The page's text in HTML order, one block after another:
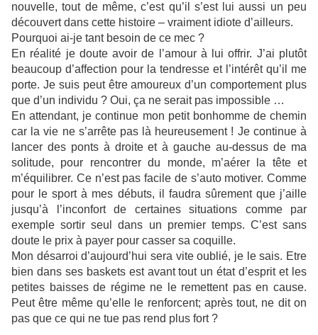
nouvelle, tout de même, c’est qu’il s’est lui aussi un peu
découvert dans cette histoire – vraiment idiote d’ailleurs.
Pourquoi ai-je tant besoin de ce mec ?
En réalité je doute avoir de l’amour à lui offrir. J’ai plutôt
beaucoup d’affection pour la tendresse et l’intérêt qu’il me
porte. Je suis peut être amoureux d’un comportement plus
que d’un individu ? Oui, ça ne serait pas impossible …
En attendant, je continue mon petit bonhomme de chemin
car la vie ne s’arrête pas là heureusement ! Je continue à
lancer des ponts à droite et à gauche au-dessus de ma
solitude, pour rencontrer du monde, m’aérer la tête et
m’équilibrer. Ce n’est pas facile de s’auto motiver. Comme
pour le sport à mes débuts, il faudra sûrement que j’aille
jusqu’à l’inconfort de certaines situations comme par
exemple sortir seul dans un premier temps. C’est sans
doute le prix à payer pour casser sa coquille.
Mon désarroi d’aujourd’hui sera vite oublié, je le sais. Etre
bien dans ses baskets est avant tout un état d’esprit et les
petites baisses de régime ne le remettent pas en cause.
Peut être même qu’elle le renforcent; après tout, ne dit on
pas que ce qui ne tue pas rend plus fort ?